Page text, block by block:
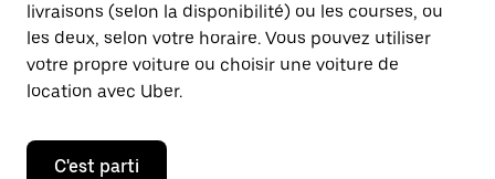
livraisons (selon la disponibilité) ou les courses, ou
les deux, selon votre horaire. Vous pouvez utiliser
votre propre voiture ou choisir une voiture de
location avec Uber.
C'est parti